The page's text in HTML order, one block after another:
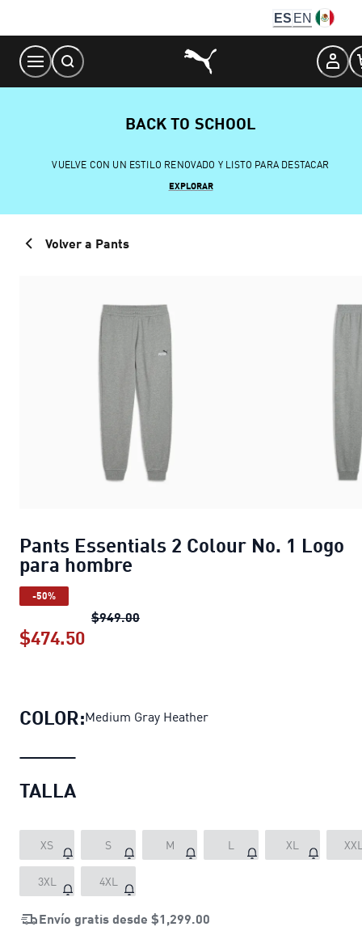
Content
ES EN
BACK TO SCHOOL
VUELVE CON UN ESTILO RENOVADO Y LISTO PARA DESTACAR
EXPLORAR
Volver a Pants
Pants Essentials 2 Colour No. 1 Logo
para hombre
-50%
$949.00Pants Essentials 2 Colour No. 1
$474.50
COLOR:Medium Gray Heather
TALLA
XS S M L XL
3XL 4XL
Envío gratis desde $1,299.00